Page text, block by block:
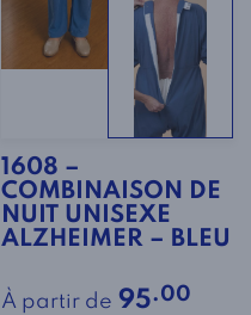
1608 –
COMBINAISON DE
NUIT UNISEXE
ALZHEIMER – BLEU
À partir de 95.00